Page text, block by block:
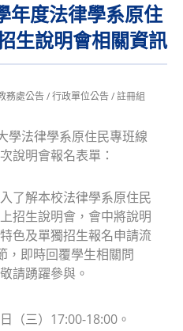
年度法律學系原住
生說明會相關資訊
務處公告/行政單位公告/註冊組
學法律學系原住民專班線
說明會報名表單：
了解本校法律學系原住民
招生說明會，會中將說明
色及單獨招生報名申請流
，即時回覆學生相關問
請踴躍參與。
（三）17:00-18:00。